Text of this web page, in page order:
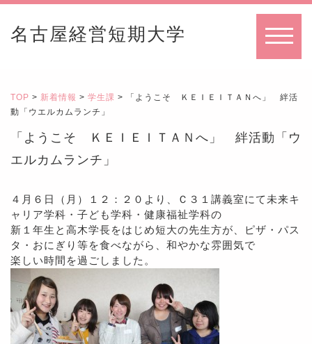
名古屋経営短期大学
TOP > 新着情報 > 学生課 > 「ようこそ ＫＥＩＥＩＴＡＮへ」 絆活
動「ウエルカムランチ」
「ようこそ ＫＥＩＥＩＴＡＮへ」 絆活動「ウ
エルカムランチ」
４月６日（月）１２：２０より、Ｃ３１講義室にて未来キ
ャリア学科・子ども学科・健康福祉学科の
新１年生と高木学長をはじめ短大の先生方が、ピザ・パス
タ・おにぎり等を食べながら、和やかな雰囲気で
楽しい時間を過ごしました。